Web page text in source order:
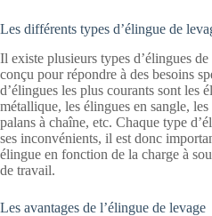
Les différents types d’élingue de
Il existe plusieurs types d’élingues
conçu pour répondre à des besoins
d’élingues les plus courants sont les
métallique, les élingues en sangle,
palans à chaîne, etc. Chaque type
ses inconvénients, il est donc
élingue en fonction de la charge à
de travail.
Les avantages de l’élingue de levage